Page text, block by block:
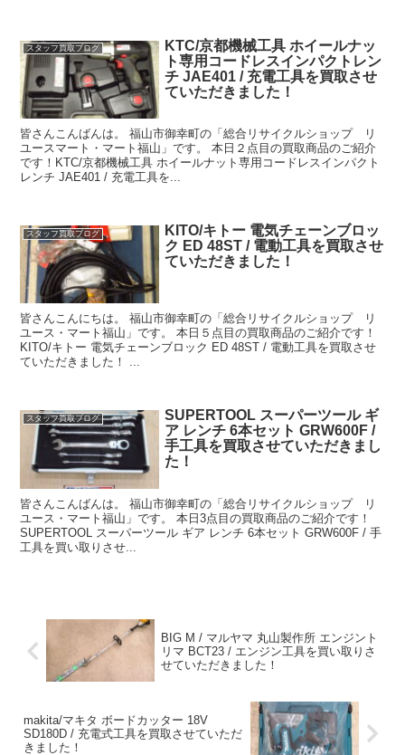
スタッフ買取ブログ
KTC/京都機械工具 ホイールナッ
ト専用コードレスインパクトレン
チ JAE401 / 充電工具を買取させ
ていただきました！
皆さんこんばんは。 福山市御幸町の「総合リサイクルショップ リ
ユースマート・マート福山」です。 本日２点目の買取商品のご紹介
です！KTC/京都機械工具 ホイールナット専用コードレスインパクト
レンチ JAE401 / 充電工具を...
スタッフ買取ブログ
KITO/キトー 電気チェーンブロッ
ク ED 48ST / 電動工具を買取させ
ていただきました！
皆さんこんにちは。 福山市御幸町の「総合リサイクルショップ リ
ユース・マート福山」です。 本日５点目の買取商品のご紹介です！
KITO/キトー 電気チェーンブロック ED 48ST / 電動工具を買取させ
ていただきました！ ...
スタッフ買取ブログ
SUPERTOOL スーパーツール ギ
ア レンチ 6本セット GRW600F /
手工具を買取させていただきまし
た！
皆さんこんばんは。 福山市御幸町の「総合リサイクルショップ リ
ユース・マート福山」です。 本日3点目の買取商品のご紹介です！
SUPERTOOL スーパーツール ギア レンチ 6本セット GRW600F / 手
工具を買い取りさせ...
BIG M / マルヤマ 丸山製作所 エンジント
リマ BCT23 / エンジン工具を買い取りさ
せていただきました！
makita/マキタ ボードカッター 18V
SD180D / 充電式工具を買取させていただ
きました！